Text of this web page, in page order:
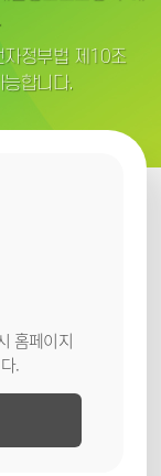
자정부법 제10조
합니다.
홈페이지
.